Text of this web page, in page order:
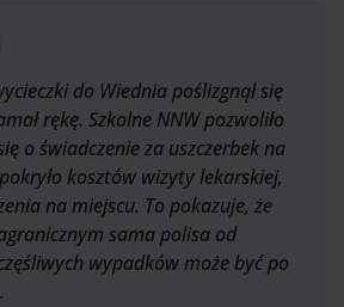
do Wiednia poślizgnął się
rękę. Szkolne NNW pozwoliło
o świadczenie za uszczerbek na
kosztów wizyty lekarskiej,
na miejscu. To pokazuje, że
sama polisa od
wypadków może być po